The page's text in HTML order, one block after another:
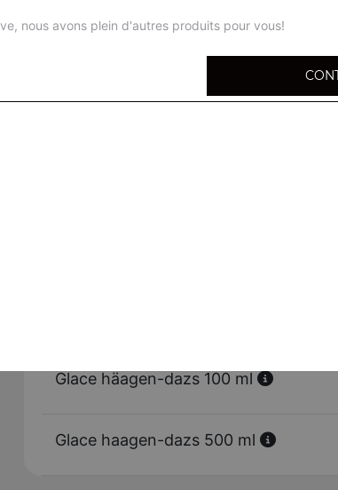
Glace häagen-dazs 100 ml
Glace haagen-dazs 500 ml
nous avons plein d'autres produits pour vous!